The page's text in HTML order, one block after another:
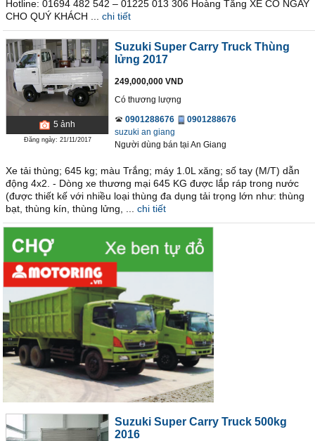
Hotline: 01694 482 542 – 01225 013 306 Hoàng Tăng XE CÓ NGAY
CHO QUÝ KHÁCH ...
chi tiết
5 ảnh
Đăng ngày: 21/11/2017
Suzuki Super Carry Truck Thùng
lửng 2017
249,000,000 VND
Có thương lượng
0901288676
0901288676
suzuki an giang
Người dùng bán tại An Giang
Xe tải thùng; 645 kg; màu Trắng; máy 1.0L xăng; số tay (M/T) dẫn
động 4x2. - Dòng xe thương mại 645 KG được lắp ráp trong nước
(được thiết kế với nhiều loại thùng đa dụng tải trọng lớn như: thùng
bạt, thùng kín, thùng lửng, ...
chi tiết
Suzuki Super Carry Truck 500kg
2016